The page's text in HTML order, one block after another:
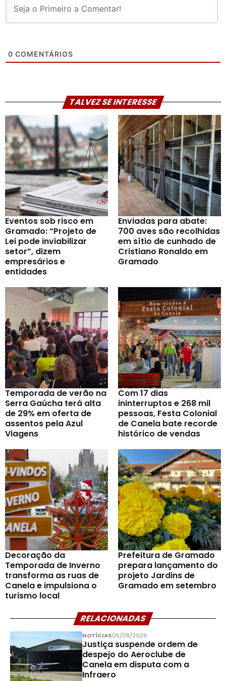
0 COMENTÁRIOS
TALVEZ SE INTERESSE
Eventos sob risco em
Gramado: “Projeto de
Lei pode inviabilizar
setor”, dizem
empresários e
entidades
Enviadas para abate:
700 aves são recolhidas
em sítio de cunhado de
Cristiano Ronaldo em
Gramado
Temporada de verão na
Serra Gaúcha terá alta
de 29% em oferta de
assentos pela Azul
Viagens
Com 17 dias
ininterruptos e 268 mil
pessoas, Festa Colonial
de Canela bate recorde
histórico de vendas
Decoração da
Temporada de Inverno
transforma as ruas de
Canela e impulsiona o
turismo local
Prefeitura de Gramado
prepara lançamento do
projeto Jardins de
Gramado em setembro
RELACIONADAS
NOTÍCIAS05/08/2026
Justiça suspende ordem de
despejo do Aeroclube de
Canela em disputa com a
Infraero